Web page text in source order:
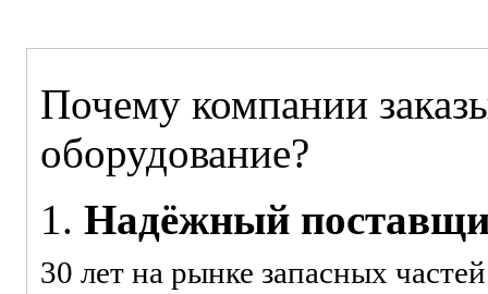
Почему компании
оборудование?
1. Надёжный
30 лет на рынке запасных